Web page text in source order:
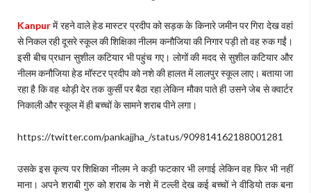
Kanpurमें रहने वाले हेड मास्टर प्रदीप को सड़क के किनारे जमीन पर गिरा देख वहां
से निकल रही दूसरे स्कूल की शिक्षिका नीलम कनौजिया की निगार पड़ी तो वह रुक गईं।
इसी बीच प्रधान सुशील कटियार भी पहुंच गए। लोगों की मदद से सुशील कटियार और
नीलम कनौजिया हेड मॉस्टर प्रदीप को नशे की हालत में लालपुर स्कूल लाए। बताया जा
रहा है कि वह थोड़ी देर तक कुर्सी पर बैठा रहा लेकिन मौका पाते ही उसने जेब से क्वार्टर
निकाली और स्कूल में ही बच्चों के सामने शराब पीने लगा।
https://twitter.com/pankajjha_/status/909814162188001281
उसके इस कृत्य पर शिक्षिका नीलम ने कड़ी फटकार भी लगाई लेकिन वह फिर भी नहीं
माना। अपने शराबी गुरु को शराब के नशे में टल्ली देख कई बच्चों ने वीडियो तक बना